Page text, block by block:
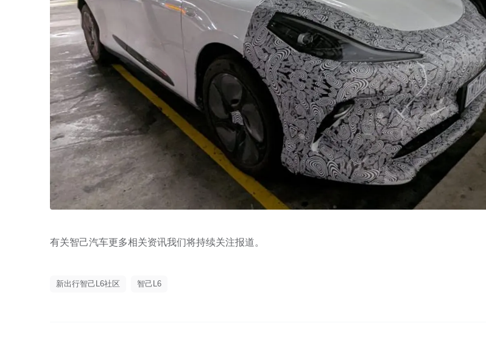
有关智己汽车更多相关资讯我们将持续关注报道。
新出行智己L6社区 智己L6